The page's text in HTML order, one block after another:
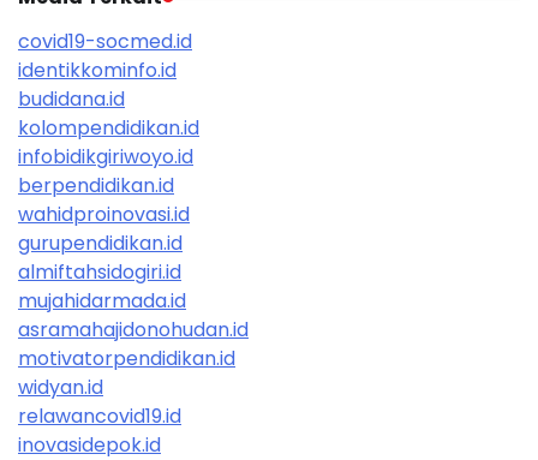
covid19-socmed.id
identikkominfo.id
budidana.id
kolompendidikan.id
infobidikgiriwoyo.id
berpendidikan.id
wahidproinovasi.id
gurupendidikan.id
almiftahsidogiri.id
mujahidarmada.id
asramahajidonohudan.id
motivatorpendidikan.id
widyan.id
relawancovid19.id
inovasidepok.id